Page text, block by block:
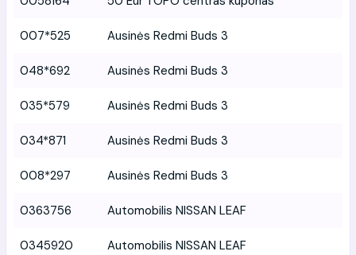
007*525 Ausinės Redmi Buds 3
048*692 Ausinės Redmi Buds 3
035*579 Ausinės Redmi Buds 3
034*871 Ausinės Redmi Buds 3
008*297 Ausinės Redmi Buds 3
0363756 Automobilis NISSAN LEAF
0345920 Automobilis NISSAN LEAF